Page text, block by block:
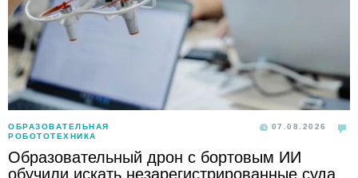
ОБРАЗОВАТЕЛЬНАЯ
РОБОТОТЕХНИКА
07.08.2026
Образовательный дрон с бортовым ИИ
обучили искать незарегистрированные суда